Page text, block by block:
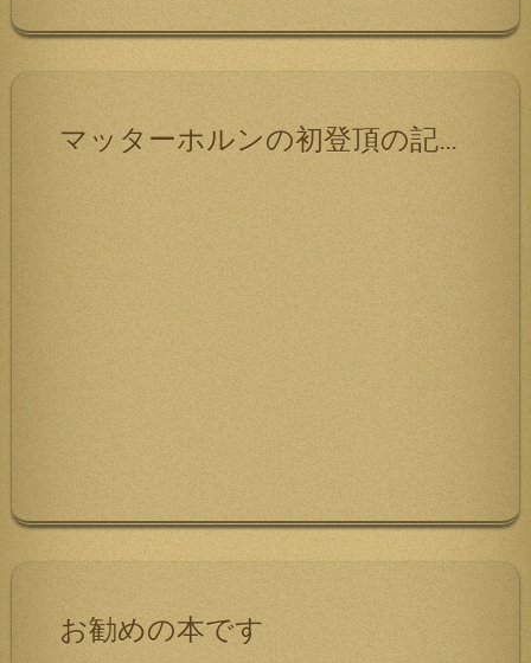
マッターホルンの初登頂の記録です
お勧めの本です